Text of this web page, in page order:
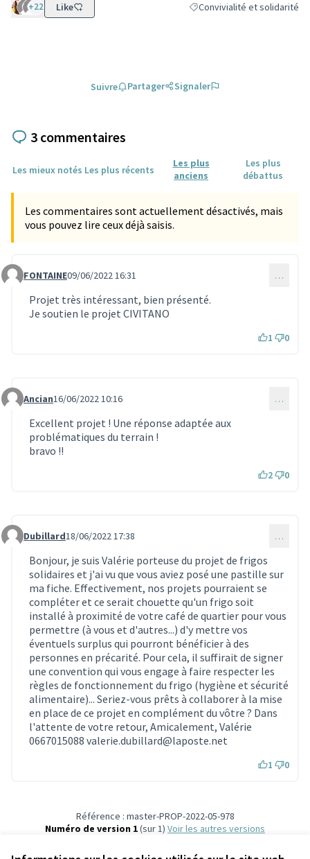
+22 Like Filtrer les résultats de la
Convivialité et solidarité
Suivre Partager Signaler
3 commentaires
Les mieux notés Les plus récents
Les plus
anciens
Les plus
débattus
Les commentaires sont actuellement désactivés, mais
vous pouvez lire ceux déjà saisis.
Commentaire 1685
FONTAINE09/06/2022 16:31 …
Projet très intéressant, bien présenté.
Je soutien le projet CIVITANO
1 0
Commentaire 1786
Ancian16/06/2022 10:16 …
Excellent projet ! Une réponse adaptée aux
problématiques du terrain !
bravo !!
2 0
Commentaire 1835
Dubillard18/06/2022 17:38 …
Bonjour, je suis Valérie porteuse du projet de frigos
solidaires et j'ai vu que vous aviez posé une pastille sur
ma fiche. Effectivement, nos projets pourraient se
compléter et ce serait chouette qu'un frigo soit
installé à proximité de votre café de quartier pour vous
permettre (à vous et d'autres...) d'y mettre vos
éventuels surplus qui pourront bénéficier à des
personnes en précarité. Pour cela, il suffirait de signer
une convention qui vous engage à faire respecter les
règles de fonctionnement du frigo (hygiène et sécurité
alimentaire)... Seriez-vous prêts à collaborer à la mise
en place de ce projet en complément du vôtre ? Dans
l'attente de votre retour, Amicalement, Valérie
0667015088 valerie.dubillard@laposte.net
1 0
Référence : master-PROP-2022-05-978
Numéro de version 1(sur 1)
voir les autres versions